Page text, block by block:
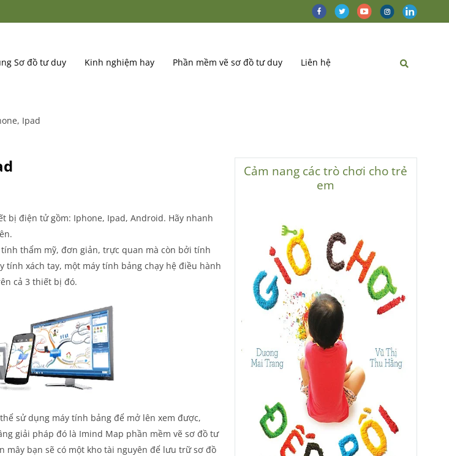
Sơ đồ tư duy Kinh nghiệm hay Phần mềm vẽ sơ đồ tư duy Liên hệ
Ipad
bị điện tử gồm: Iphone, Ipad, Android. Hãy nhanh
thẩm mỹ, đơn giản, trực quan mà còn bởi tính
tính xách tay, một máy tính bảng chạy hệ điều hành
cả 3 thiết bị đó.
sử dụng máy tính bảng để mở lên xem được,
giải pháp đó là Imind Map phần mềm vẽ sơ đồ tư
bạn sẽ có một kho tài nguyên để lưu trữ sơ đồ
Cảm nang các trò chơi cho trẻ
em